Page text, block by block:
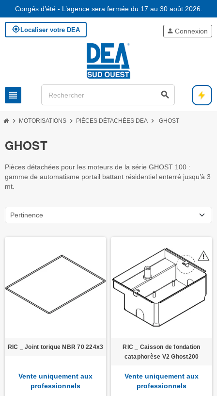
Congés d’été - L’agence sera fermée du 17 au 30 août 2026.
my_locationLocaliser votre DEA
view_headline search
person Connexion
chevron_right MOTORISATIONS chevron_right PIÈCES DÉTACHÉES DEA chevron_right GHOST
GHOST
Pièces détachées pour les moteurs de la série GHOST 100 :
gamme de automatisme portail battant résidentiel enterré jusqu’à 3
mt.
Pertinence
RIC _ Joint torique NBR 70 224x3
Vente uniquement aux
professionnels
RIC _ Caisson de fondation
cataphorèse V2 Ghost200
Vente uniquement aux
professionnels